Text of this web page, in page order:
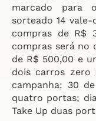
marcado para
sorteado 14
compras de R$
compras será no
de R$ 500,00 e
dois carros zero
campanha: 30
quatro portas;
Take Up duas